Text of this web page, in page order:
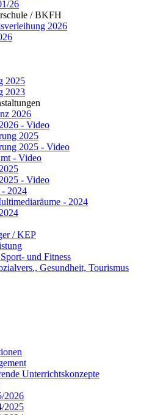
26
/ BKFH
2026
2025
2023
2026
- Video
2025
2025 - Video
- Video
- Video
2024
- 2024
/ KEP
und Fitness
Gesundheit, Tourismus
Unterrichtskonzepte
2026
2025